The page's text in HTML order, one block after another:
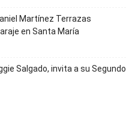
Martínez Terrazas
en Santa María
Salgado, invita a su Segundo